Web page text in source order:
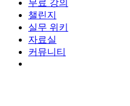
무료 강의
챌린지
실무 위키
자료실
커뮤니티